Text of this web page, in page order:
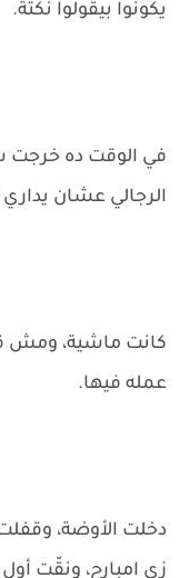
يكونوا بيقولوا نكتة.
في الوقت ده خرجت
الرجالي عشان
كانت ماشية، ومش
عمله فيها.
دخلت الأوضة،
زي امبارح، ونقّت